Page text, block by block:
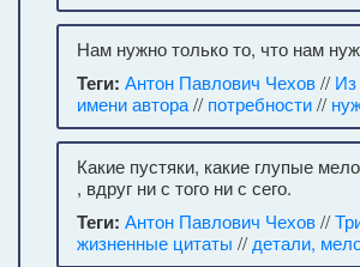
Нам нужно только то, что нам
Теги: Антон Павлович Чехов//
имени автора// потребности//
Какие пустяки, какие глупые
, вдруг ни с того ни с сего.
Теги: Антон Павлович Чехов//
жизненные цитаты // детали,